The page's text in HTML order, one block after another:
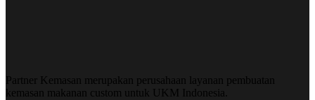
Partner Kemasan merupakan perusahaan layanan pembuatan
kemasan makanan custom untuk UKM Indonesia.